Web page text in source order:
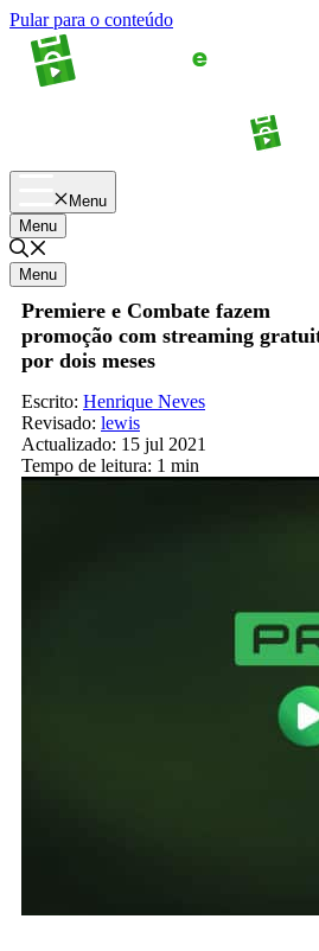
Pular para o conteúdo
Menu
Menu
Menu
Premiere e Combate fazem
promoção com streaming
por dois meses
Escrito: Henrique Neves
Revisado: lewis
Actualizado: 15 jul 2021
Tempo de leitura: 1 min